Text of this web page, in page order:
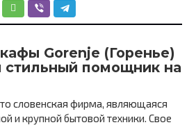
Gorenje (Горенье)
помощник на
словенская фирма, являющаяся
и крупной бытовой техники. Свое